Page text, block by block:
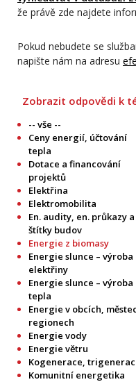
že právě zde najdete
Pokud nebudete se
napište nám na adresu
Zobrazit odpovědi k
-- vše --
Ceny energií, účtování
tepla
Dotace a financování
projektů
Elektřina
Elektromobilita
En. audity, en. průkazy a
štítky budov
Energie z biomasy
Energie slunce – výroba
elektřiny
Energie slunce – výroba
tepla
Energie v obcích,
regionech
Energie vody
Energie větru
Kogenerace,
Komunitní energetika